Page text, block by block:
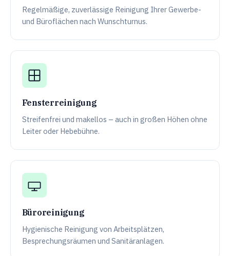
Regelmäßige, zuverlässige Reinigung Ihrer Gewerbe-
und Büroflächen nach Wunschturnus.
Fensterreinigung
Streifenfrei und makellos – auch in großen Höhen ohne
Leiter oder Hebebühne.
Büroreinigung
Hygienische Reinigung von Arbeitsplätzen,
Besprechungsräumen und Sanitäranlagen.